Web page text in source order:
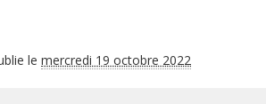
le mercredi 19 octobre 2022